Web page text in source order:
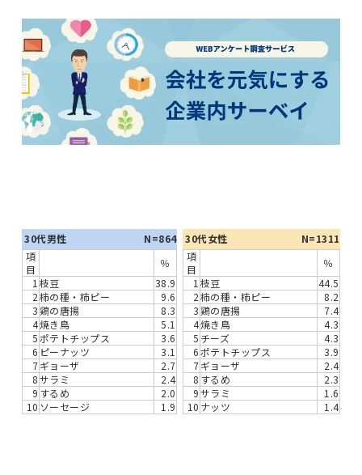
30代男性 N=864 30代女性
N=1311
項
目
％
1 枝豆
38.9
2柿の種・柿ピー
9.6
3鶏の唐揚
8.3
4焼き鳥
5.1
5ポテトチップス
3.6
6 ピーナッツ
3.1
7ギョーザ
2.7
8サラミ
2.4
9 するめ
2.0
10 ソーセージ 1.9
項
目
％
1 枝豆
44.5
2柿の種・柿ピー
8.2
3鶏の唐揚
7.4
4焼き鳥
4.3
5 チーズ
4.3
6ポテトチップス
3.9
7ギョーザ
2.4
8 するめ
2.3
9サラミ
1.6
10 ナッツ 1.4